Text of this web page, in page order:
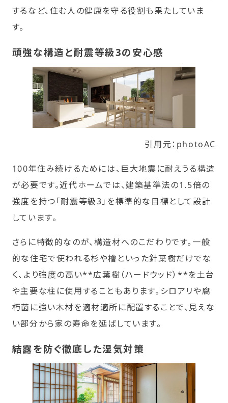
するなど、住む人の健康を守る役割も果たしていま
す。
頑強な構造と耐震等級3の安心感
引用元：photoAC
100年住み続けるためには、巨大地震に耐えうる構造
が必要です。近代ホームでは、建築基準法の1.5倍の
強度を持つ「耐震等級3」を標準的な目標として設計
しています。
さらに特徴的なのが、構造材へのこだわりです。一般
的な住宅で使われる杉や檜といった針葉樹だけでな
く、より強度の高い**広葉樹（ハードウッド）**を土台
や主要な柱に使用することもあります。シロアリや腐
朽菌に強い木材を適材適所に配置することで、見えな
い部分から家の寿命を延ばしています。
結露を防ぐ徹底した湿気対策